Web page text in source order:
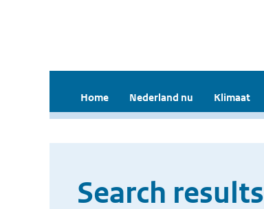
Home Nederland nu Klimaat
Search results